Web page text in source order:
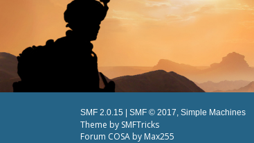
SMF 2.0.15 | SMF © 2017 Simple Machines
Theme by SMFTricks
Forum COSA by Max255